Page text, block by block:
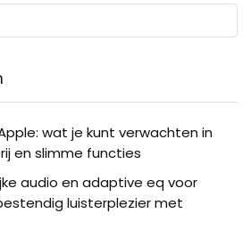
wat je kunt verwachten in
en slimme functies
audio en adaptive eq voor
luisterplezier met